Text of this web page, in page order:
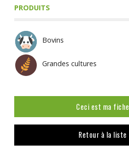
PRODUITS
Bovins
Grandes cultures
Ceci est ma fiche
Retour à la liste